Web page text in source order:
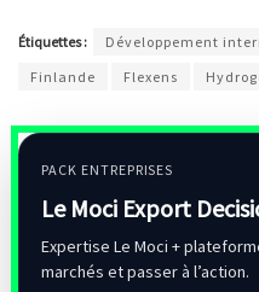
Étiquettes : Développement
Finlande
Flexens
PACK ENTREPRISES
Le Moci Export
Expertise Le Moci +
marchés et passer à l’action.